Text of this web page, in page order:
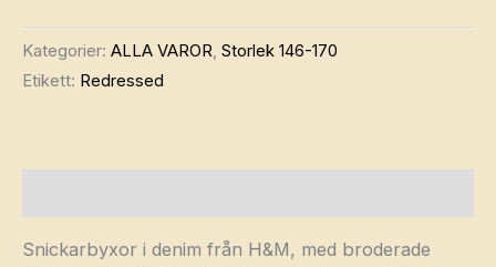
Kategorier: ALLA VAROR, Storlek 146-170
Etikett: Redressed
Snickarbyxor i denim från H&M, med broderade